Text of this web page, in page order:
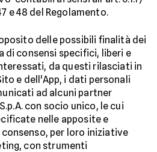
e 48 del Regolamento.
delle possibili finalità dei
di consensi specifici, liberi e
da questi rilasciati in
e dell'App, i dati personali
ad alcuni partner
con socio unico, le cui
nelle apposite e
per loro iniziative
con strumenti